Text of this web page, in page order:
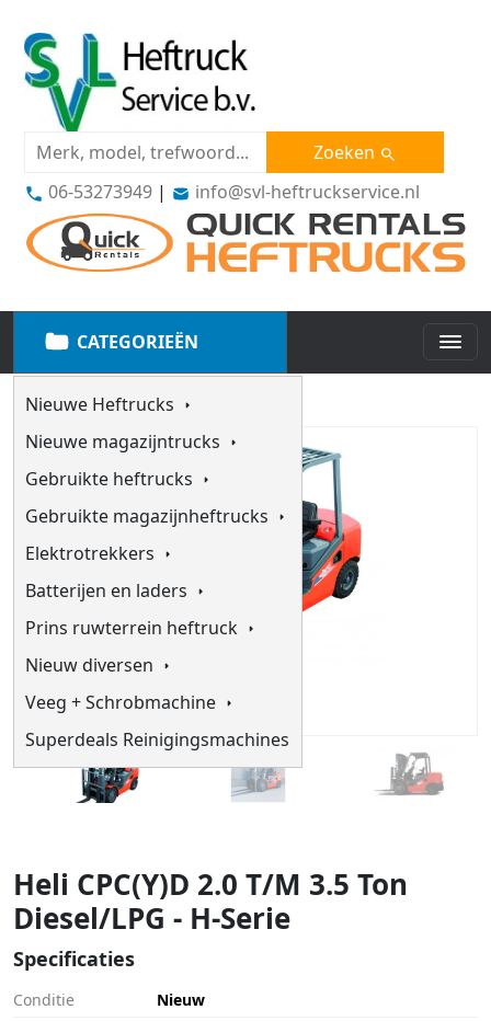
Zoeken
06-53273949 | info@svl-heftruckservice.nl
CATEGORIEËN
Nieuwe Heftrucks
Nieuwe magazijntrucks
Gebruikte heftrucks
Gebruikte magazijnheftrucks
Elektrotrekkers
Batterijen en laders
Prins ruwterrein heftruck
Nieuw diversen
Veeg + Schrobmachine
Superdeals Reinigingsmachines
Heli CPC(Y)D 2.0 T/M 3.5 Ton
Diesel/LPG - H-Serie
Specificaties
Conditie
Nieuw